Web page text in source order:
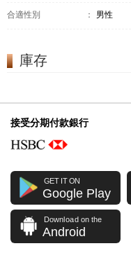
合適性別 ： 男性
庫存
接受分期付款銀行
GET IT ON
Google Play
Download on the
Android